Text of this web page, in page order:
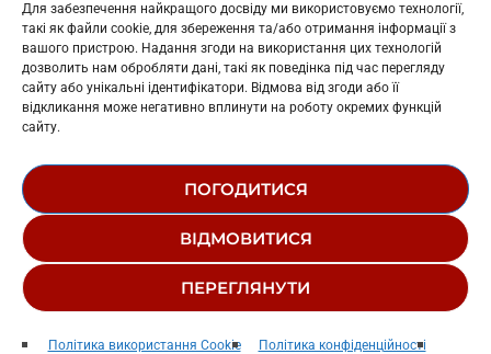
Для забезпечення найкращого досвіду ми використовуємо технології,
такі як файли cookie, для збереження та/або отримання інформації з
вашого пристрою. Надання згоди на використання цих технологій
дозволить нам обробляти дані, такі як поведінка під час перегляду
сайту або унікальні ідентифікатори. Відмова від згоди або її
відкликання може негативно вплинути на роботу окремих функцій
сайту.
ПОГОДИТИСЯ
ВІДМОВИТИСЯ
ПЕРЕГЛЯНУТИ
Політика використання Cookie Політика конфіденційності
Тимчасовий Релакс
Косів: L11-01805
Гарасимів: L11-02274
© 1995-2026 РК «ЗАХІДНИЙ ПОЛЮС»
РЕДАКЦІЙНИЙ СТАТУТ
СТРУКТУРА ВЛАСНОСТІ